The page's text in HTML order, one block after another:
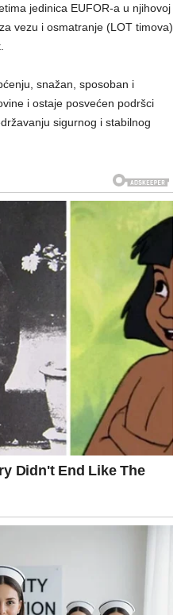
jedinica EUFOR-a u njihovoj
vezu i osmatranje (LOT timova)
snažan, sposoban i
i ostaje posvećen podršci
sigurnog i stabilnog